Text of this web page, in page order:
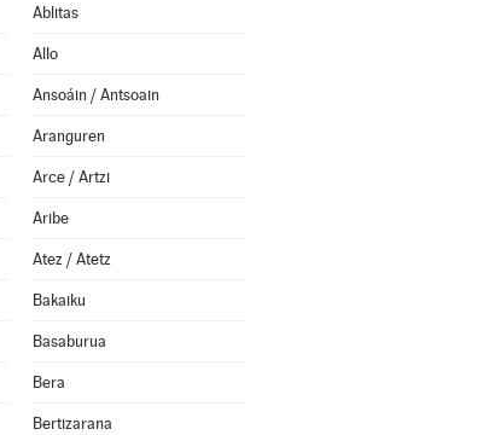
Ablitas
Allo
Ansoáin / Antsoain
Aranguren
Arce / Artzi
Aribe
Atez / Atetz
Bakaiku
Basaburua
Bera
Bertizarana